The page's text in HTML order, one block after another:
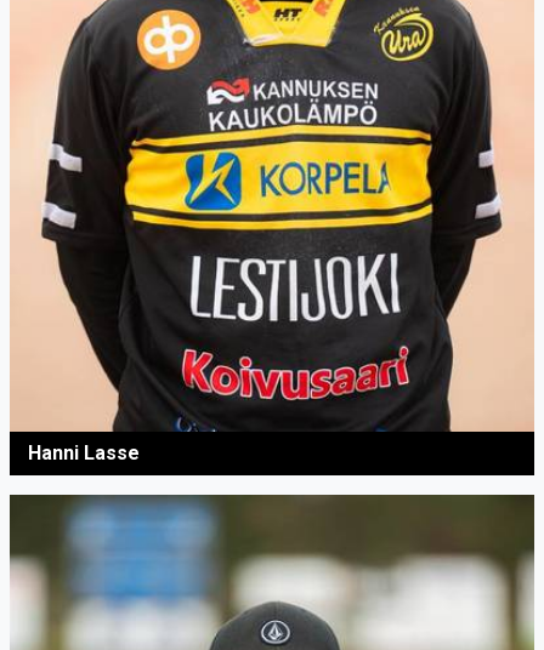
Hanni Lasse